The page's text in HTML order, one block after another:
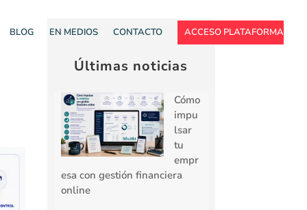
BLOG EN MEDIOS CONTACTO ACCESO PLATAFORMA
Últimas noticias
Cómo
impu
lsar
tu
empr
esa con gestión financiera
online